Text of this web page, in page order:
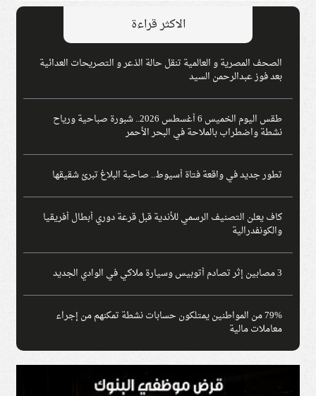
الاكثر قراءة
الصحف المصرية و العالمية تنقل حالة الذعر و التصريحات العدائية
بعد فوز عبدالرحمن السيد
طقس اليوم الخميس 6 أغسطس 2026.. شبورة صباحية ورياح
نشطة واضطراب بالملاحة في البحر الأحمر
تطور جديد في واقعة فتاة أسيوط.. صاحبة البلاغ تبرئ شقيقها
كاف يعلن التصنيف الرسمي للأندية قبل قرعة دوري أبطال أفريقيا
والكونفدرالية
3 مصابين إثر تصادم أتوبيس وسيارة ملاكي في الوادي الجديد
79% من المواطنين يمتلكون حسابات نشطة تمكنهم من إجراء
معاملات مالية